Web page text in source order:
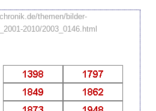
themen/bilder-
2010/2003_0146.html